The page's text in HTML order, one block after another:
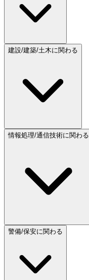
建設/建築/土木に関わる
情報処理/通信技術に関わる
警備/保安に関わる